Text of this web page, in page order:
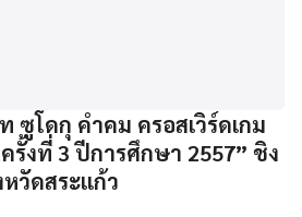
ซูโดกุ คำคม ครอสเวิร์ดเกม
รั้งที่ 3 ปีการศึกษา 2557” ชิง
วัดสระแก้ว